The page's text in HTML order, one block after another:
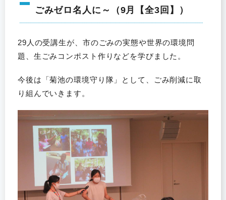
ごみゼロ名人に～（9月【全3回】）
29人の受講生が、市のごみの実態や世界の環境問
題、生ごみコンポスト作りなどを学びました。
今後は「菊池の環境守り隊」として、ごみ削減に取
り組んでいきます。